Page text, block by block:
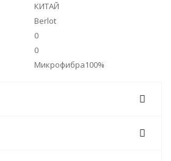
КИТАЙ
Berlot
0
0
Микрофибра100%